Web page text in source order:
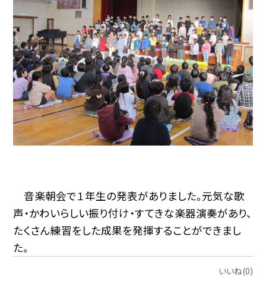
音楽朝会で１年生の発表がありました。元気な歌
声・かわいらしい振り付け・すてきな楽器演奏があり、
たくさん練習をした成果を発揮することができまし
た。
いいね(0)